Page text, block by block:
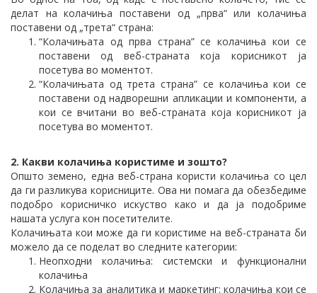
делат на колачиња поставени од „прва“ или колачиња
поставени од „трета“ страна:
“Колачињата од прва страна” се колачиња кои се
поставени од веб-страната која корисникот ја
посетува во моментот.
“Колачињата од трета страна” се колачиња кои се
поставени од надворешни апликации и компоненти, а
кои се вчитани во веб-страната која корисникот ја
посетува во моментот.
2. Какви колачиња користиме и зошто?
Општо земено, една веб-страна користи колачиња со цел
да ги разликува корисниците. Ова ни помага да обезбедиме
подобро корисничко искуство како и да ја подобриме
нашата услуга кон посетителите.
Колачињата кои може да ги користиме на веб-страната би
можело да се поделат во следните категории:
Неопходни колачиња: системски и функционални
колачиња
Колачиња за аналитика и маркетинг: колачиња кои се